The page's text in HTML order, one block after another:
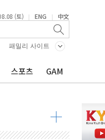
(토) | ENG | 中文
패밀리 사이트
스포츠 GAM
연속 최고치